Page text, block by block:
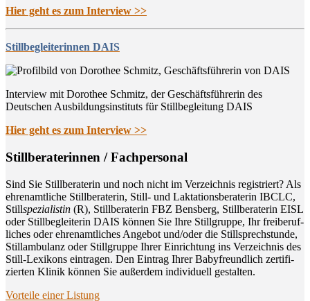
Hier geht es zum Interview >>
Stillbegleiterinnen DAIS
Interview mit Dorothee Schmitz, der Geschäftsführerin des
Deutschen Ausbildungsinstituts für Stillbegleitung DAIS
Hier geht es zum Interview >>
Still­be­ra­te­rin­nen / Fachpersonal
Sind Sie Still­be­ra­te­rin und noch nicht im Ver­zeich­nis regis­triert? Als
ehren­amt­li­che Still­be­ra­te­rin, Still- und Lak­ta­ti­ons­be­ra­te­rin IBCLC,
Stillspe­zia­lis­tin (R), Still­be­ra­te­rin FBZ Bens­berg, Still­be­ra­te­rin EISL
oder Still­be­glei­te­rin DAIS kön­nen Sie Ihre Still­grup­pe, Ihr frei­be­ruf­
li­ches oder ehren­amt­li­ches Ange­bot und/oder die Still­sprech­stun­de,
Still­am­bu­lanz oder Still­grup­pe Ihrer Ein­rich­tung ins Ver­zeich­nis des
Still-Lexi­kons ein­tra­gen. Den Ein­trag Ihrer Baby­freund­lich zer­ti­fi­
zier­ten Kli­nik kön­nen Sie außer­dem indi­vi­du­ell gestalten.
Vor­tei­le einer Listung